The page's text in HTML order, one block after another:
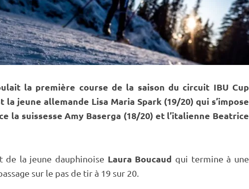
la première course de la saison du circuit IBU Cup
la jeune allemande Lisa Maria Spark (19/20) qui s’impose
la suissesse Amy Baserga (18/20) et l’italienne Beatrice
de la jeune dauphinoise Laura Boucaud qui termine à une
sur le pas de tirà 19 sur 20.